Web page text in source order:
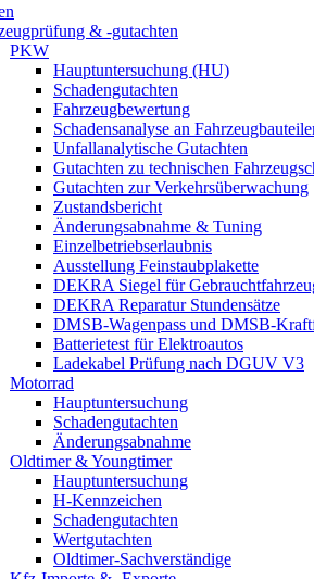
& -gutachten
PKW
Hauptuntersuchung (HU)
Schadengutachten
Fahrzeugbewertung
Schadensanalyse an
Unfallanalytische Gutachten
Gutachten zu technischen
Gutachten zur Verkehrsüberwachung
Zustandsbericht
Änderungsabnahme & Tuning
Einzelbetriebserlaubnis
Ausstellung Feinstaubplakette
DEKRA Siegel für
DEKRA Reparatur Stundensätze
DMSB-Wagenpass und DMSB-
Batterietest für Elektroautos
Ladekabel Prüfung nach DGUV V3
Motorrad
Hauptuntersuchung
Schadengutachten
Änderungsabnahme
Oldtimer & Youngtimer
Hauptuntersuchung
H-Kennzeichen
Schadengutachten
Wertgutachten
Oldtimer-Sachverständige